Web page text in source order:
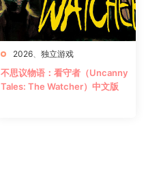
2026 独立游戏
不思议物语：看守者（Uncanny
Tales: The Watcher）中文版